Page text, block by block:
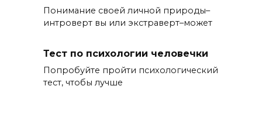
Понимание своей личной природы–
интроверт вы или экстраверт–может
Тест по психологии человечки
Попробуйте пройти психологический
тест, чтобы лучше